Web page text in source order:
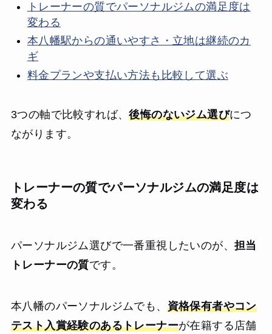
トレーナーの質でパーソナルジムの満足度は
変わる
本八幡駅からの通いやすさ・立地は継続のカ
ギ
料金プランや支払い方法も比較して選ぶ
3つの軸で比較すれば、後悔のないジム選びにつ
ながります。
トレーナーの質でパーソナルジムの満足度は
変わる
パーソナルジム選びで一番重視したいのが、 担当
トレーナーの質です。
本八幡のパーソナルジムでも、 資格保有者やコン
テスト入賞経験のあるトレーナーが在籍する店舗